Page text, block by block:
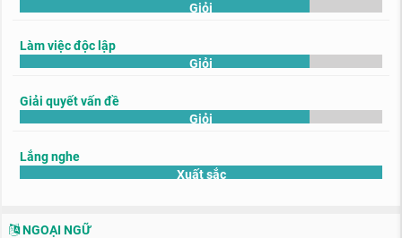
Giỏi
Làm việc độc lập
Giỏi
Giải quyết vấn đề
Giỏi
Lắng nghe
Xuất sắc
NGOẠI NGỮ